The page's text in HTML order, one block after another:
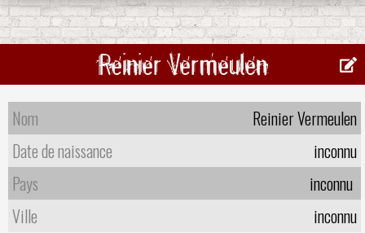
Reinier Vermeulen
Nom
Reinier Vermeulen
Date de naissance
inconnu
Pays
inconnu
Ville
inconnu